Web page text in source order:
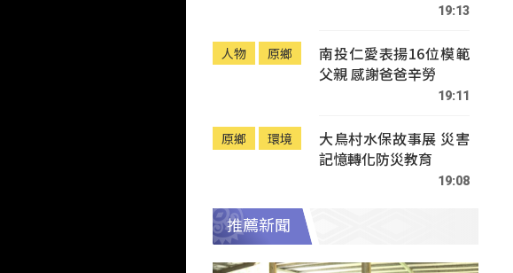
19:13
人物 原鄉
南投仁愛表揚16位模範
父親 感謝爸爸辛勞
19:11
原鄉 環境
大鳥村水保故事展 災害
記憶轉化防災教育
19:08
推薦新聞